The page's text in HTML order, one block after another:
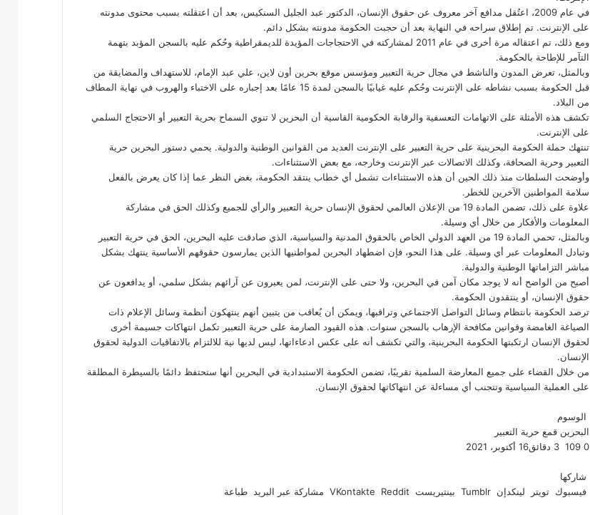
في عام 2009، اعتُقل مدافع آخر معروف عن حقوق الإنسان، الدكتور عبد الجليل السنكيس، بعد أن اعتقلته بسبب محتوى مدونته
على الإنترنت. تم إطلاق سراحه في النهاية بعد أن حجبت الحكومة مدونته بشكل دائم.
ومع ذلك، تم اعتقاله مرة أخرى في عام 2011 لمشاركته في الاحتجاجات المؤيدة للديمقراطية وحُكم عليه بالسجن المؤبد بتهمة
التآمر للإطاحة بالحكومة.
وبالمثل، تعرض المدون والناشط في مجال حرية التعبير ومؤسس موقع بحرين أون لاين، علي عبد الإمام، للاستهداف والمضايقة من
قبل الحكومة بسبب نشاطه على الإنترنت وحُكم عليه غيابيًا بالسجن لمدة 15 عامًا بعد إجباره على الاختباء والهروب في نهاية المطاف
من البلاد.
تكشف هذه الأمثلة على الاتهامات التعسفية والرقابة الحكومية القاسية أن البحرين لا تنوي السماح بحرية التعبير أو الاحتجاج السلمي
على الإنترنت.
تنتهك حملة الحكومة البحرينية على حرية التعبير على الإنترنت العديد من القوانين الوطنية والدولية. يحمي دستور البحرين حرية
التعبير وحرية الصحافة، وكذلك الاتصالات عبر الإنترنت وخارجه، مع بعض الاستثناءات.
وأوضحت السلطات منذ ذلك الحين أن هذه الاستثناءات تشمل أي خطاب ينتقد الحكومة، بغض النظر عما إذا كان يعرض بالفعل
سلامة المواطنين الآخرين للخطر.
علاوة على ذلك، تضمن المادة 19 من الإعلان العالمي لحقوق الإنسان حرية التعبير والرأي للجميع وكذلك الحق في مشاركة
المعلومات والأفكار من خلال أي وسيلة.
وبالمثل، تحمي المادة 19 من العهد الدولي الخاص بالحقوق المدنية والسياسية، الذي صادقت عليه البحرين، الحق في حرية التعبير
وتبادل المعلومات عبر أي وسيلة. على هذا النحو، فإن اضطهاد البحرين لمواطنيها الذين يمارسون حقوقهم الأساسية ينتهك بشكل
مباشر التزاماتها الوطنية والدولية.
أصبح من الواضح أنه لا يوجد مكان آمن في البحرين، ولا حتى على الإنترنت، لمن يعبرون عن آرائهم بشكل سلمي، أو يدافعون عن
حقوق الإنسان، أو ينتقدون الحكومة.
ترصد الحكومة بانتظام وسائل التواصل الاجتماعي وتراقبها، ويمكن أن يُعاقب من يتبين أنهم ينتهكون أنظمة وسائل الإعلام ذات
الصياغة الغامضة وقوانين مكافحة الإرهاب بالسجن سنوات. هذه القيود الصارمة على حرية التعبير تكمل انتهاكات جسيمة أخرى
لحقوق الإنسان ارتكبتها الحكومة البحرينية، والتي تكشف أنه على عكس ادعاءاتها، ليس لديها نية للالتزام بالاتفاقيات الدولية لحقوق
الإنسان.
من خلال القضاء على جميع المعارضة السلمية تقريبًا، تضمن الحكومة الاستبدادية في البحرين أنها ستحتفظ دائمًا بالسيطرة المطلقة
على العملية السياسية وتتجنب أي مساءلة عن انتهاكاتها لحقوق الإنسان.
الوسوم
البحرين قمع حرية التعبير
16 أكتوبر، 2021
0
ي
س
و
ي
ي
ن
T
u
ي
ن
R
e
ا
ت
شاركها
فيسبوك تويتر لينكدإن بينتيريست مشاركة عبر البريد طباعة